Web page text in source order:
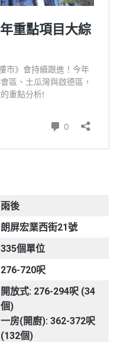
雨後
朗屏宏業西街21號
335個單位
276-720呎
開放式: 276-294呎 (34
個)
一房(開廚): 362-372呎
(132個)